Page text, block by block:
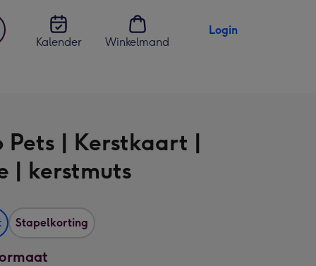
Kalender
Winkelmand
Login
Pets | Kerstkaart |
| kerstmuts
Stapelkorting